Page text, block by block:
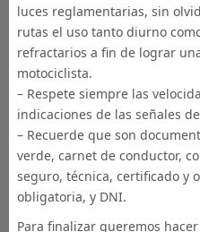
luces reglamentarias, sin
rutas el uso tanto diurno
refractarios a fin de lograr
motociclista.
– Respete siempre las
indicaciones de las señales
– Recuerde que son
verde, carnet de conductor,
seguro, técnica, certificado y
obligatoria, y DNI.
Para finalizar queremos